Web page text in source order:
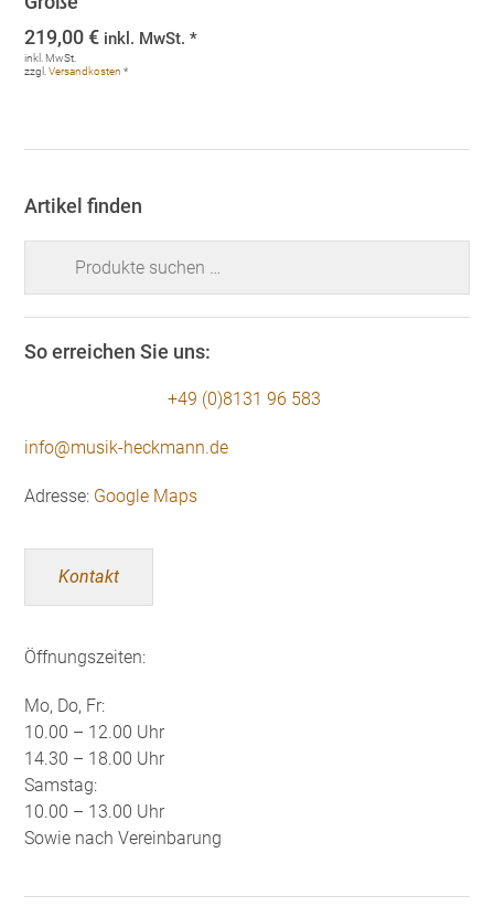
219,00€ inkl. MwSt. *
inkl. MwSt.
zzgl.Versandkosten *
Artikel finden
So erreichen Sie uns:
+49 (0)8131 96 583
info@musik-heckmann.de
Adresse: Google Maps
Kontakt
Öffnungszeiten:
Mo, Do, Fr:
10.00 – 12.00 Uhr
14.30 – 18.00 Uhr
Samstag:
10.00 – 13.00 Uhr
Sowie nach Vereinbarung